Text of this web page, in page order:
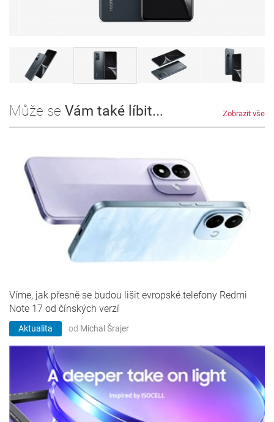
Může se Vám také líbit... Zobrazit vše
Víme, jak přesně se budou lišit evropské telefony Redmi
Note 17 od čínských verzí
Aktualita od Michal Šrajer